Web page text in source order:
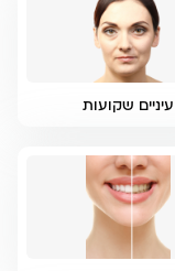
עיניים שקועות